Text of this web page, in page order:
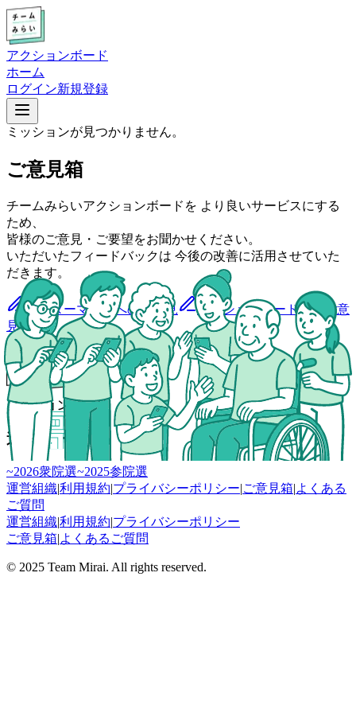
アクションボード
ホーム
ログイン新規登録
ミッションが見つかりません。
ご意見箱
チームみらいアクションボードを より良いサービスにする
ため、
皆様のご意見・ご要望をお聞かせください。
いただいたフィードバックは 今後の改善に活用させていた
だきます。
ポスターマップへのご意見
アクションボードへのご意
見
アクションボード
過去シーズン
~2026衆院選~2025参院選
運営組織|利用規約|プライバシーポリシー|ご意見箱|よくある
ご質問
運営組織|利用規約|プライバシーポリシー
ご意見箱|よくあるご質問
© 2025 Team Mirai. All rights reserved.